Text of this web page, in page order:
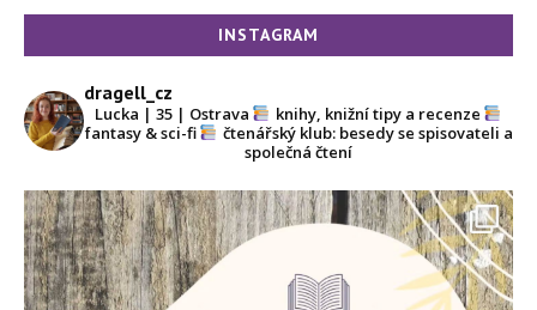
INSTAGRAM
dragell_cz
Lucka | 35 | Ostrava
knihy, knižní tipy a recenze
fantasy & sci-fi
čtenářský klub: besedy se spisovateli a
společná čtení